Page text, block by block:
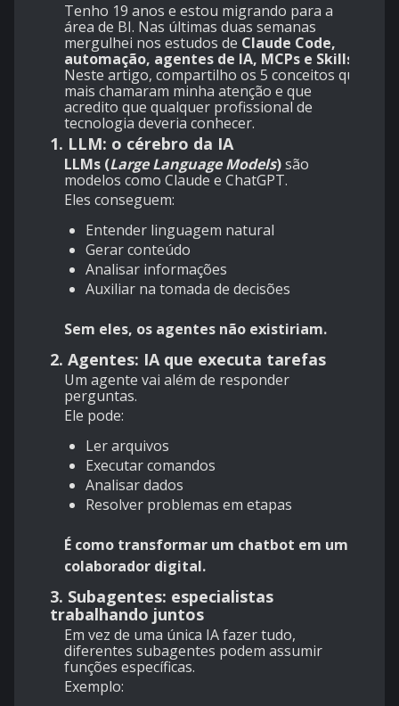
Tenho 19 anos e estou migrando para a
área de BI. Nas últimas duas semanas
mergulhei nos estudos de Claude Code,
automação, agentes de IA, MCPs e Skills.
Neste artigo, compartilho os 5 conceitos que
mais chamaram minha atenção e que
acredito que qualquer profissional de
tecnologia deveria conhecer.
1. LLM: o cérebro da IA
LLMs (Large Language Models)são
modelos como Claude e ChatGPT.
Eles conseguem:
Entender linguagem natural
Gerar conteúdo
Analisar informações
Auxiliar na tomada de decisões
Sem eles, os agentes não existiriam.
2. Agentes: IA que executa tarefas
Um agente vai além de responder
perguntas.
Ele pode:
Ler arquivos
Executar comandos
Analisar dados
Resolver problemas em etapas
É como transformar um chatbot em um
colaborador digital.
3. Subagentes: especialistas
trabalhando juntos
Em vez de uma única IA fazer tudo,
diferentes subagentes podem assumir
funções específicas.
Exemplo: